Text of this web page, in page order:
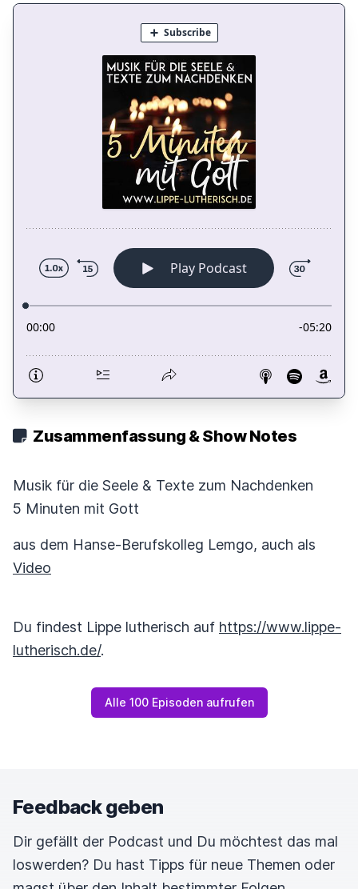
Zusammenfassung & Show Notes
Musik für die Seele & Texte zum Nachdenken
5 Minuten mit Gott
aus dem Hanse-Berufskolleg Lemgo, auch als
Video
Du findest Lippe lutherisch auf https://www.lippe-
lutherisch.de/.
Alle 100 Episoden aufrufen
Feedback geben
Dir gefällt der Podcast und Du möchtest das mal
loswerden? Du hast Tipps für neue Themen oder